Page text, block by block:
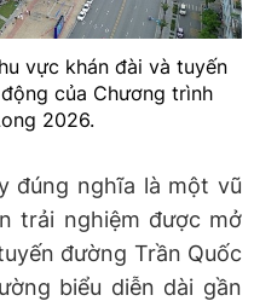
vực khán đài và tuyến
của Chương trình
2026.
đúng nghĩa là một vũ
trải nghiệm được mở
đường Trần Quốc
biểu diễn dài gần